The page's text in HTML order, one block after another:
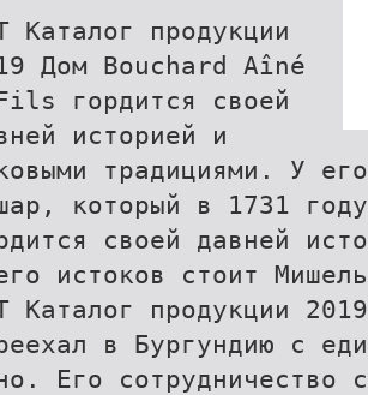
Каталог продукции
Дом Bouchard Aîné
гордится своей
историей и
традициями. У
который в 1731
своей давней
истоков стоит
Каталог продукции 2019
в Бургундию с
Его сотрудничество